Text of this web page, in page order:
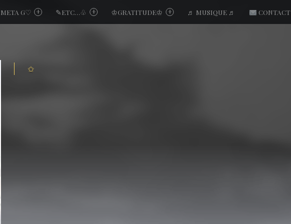
G♡ ✎ETC…♧ ♔GRATITUDE♔ ♬ MUSIQUE ♬ CONTACT
✩